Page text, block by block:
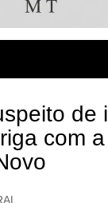
de
com